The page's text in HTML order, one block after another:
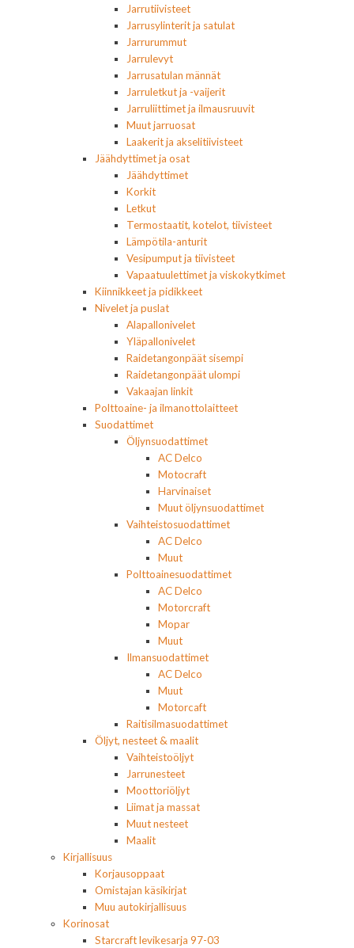
Jarrutiivisteet
Jarrusylinterit ja satulat
Jarrurummut
Jarrulevyt
Jarrusatulan männät
Jarruletkut ja -vaijerit
Jarruliittimet ja ilmausruuvit
Muut jarruosat
Laakerit ja akselitiivisteet
Jäähdyttimet ja osat
Jäähdyttimet
Korkit
Letkut
Termostaatit, kotelot, tiivisteet
Lämpötila-anturit
Vesipumput ja tiivisteet
Vapaatuulettimet ja viskokytkimet
Kiinnikkeet ja pidikkeet
Nivelet ja puslat
Alapallonivelet
Yläpallonivelet
Raidetangonpäät sisempi
Raidetangonpäät ulompi
Vakaajan linkit
Polttoaine- ja ilmanottolaitteet
Suodattimet
Öljynsuodattimet
AC Delco
Motocraft
Harvinaiset
Muut öljynsuodattimet
Vaihteistosuodattimet
AC Delco
Muut
Polttoainesuodattimet
AC Delco
Motorcraft
Mopar
Muut
Ilmansuodattimet
AC Delco
Muut
Motorcaft
Raitisilmasuodattimet
Öljyt, nesteet & maalit
Vaihteistoöljyt
Jarrunesteet
Moottoriöljyt
Liimat ja massat
Muut nesteet
Maalit
Kirjallisuus
Korjausoppaat
Omistajan käsikirjat
Muu autokirjallisuus
Korinosat
Starcraft levikesarja 97-03